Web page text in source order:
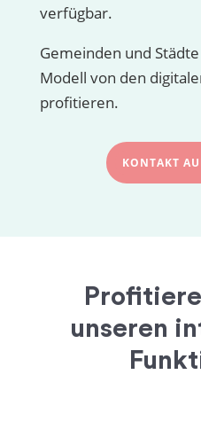
verfügbar.
Gemeinden und
Modell von den
profitieren.
KONTAKT
unseren